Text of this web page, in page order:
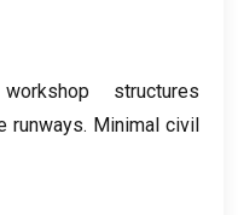
structures
runways. Minimal civil